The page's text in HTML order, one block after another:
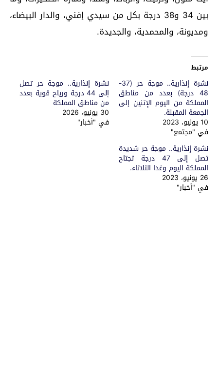
بين 34 و38 درجة بكل من سيدي إفني، والدار البيضاء،
ومديونة، والمحمدية، والجديدة.
مرتبط
نشرة إنذارية.. موجة حر (37-
48 درجة) بعدد من مناطق
المملكة من اليوم الإثنين إلى
الجمعة المقبلة.
10 يوليو، 2023
في "مجتمع"
نشرة إنذارية.. موجة حر تصل
إلى 44 درجة ورياح قوية بعدد
من مناطق المملكة
30 يونيو، 2026
في "أخبار"
نشرة إنذارية.. موجة حر شديدة
تصل إلى 47 درجة تجتاح
المملكة اليوم وغدا الثلاثاء.
26 يونيو، 2023
في "أخبار"